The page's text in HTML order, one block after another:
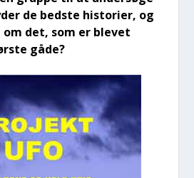
de bed­ste histo­ri­er, og
om det, som er ble­vet
gåde?